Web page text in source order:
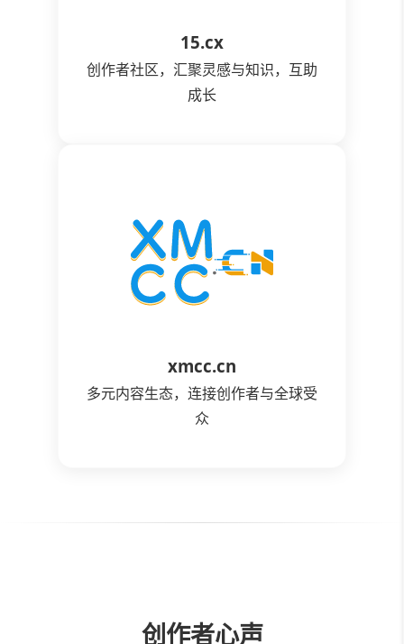
15.cx
创作者社区，汇聚灵感与知识，互助
成长
xmcc.cn
多元内容生态，连接创作者与全球受
众
创作者心声